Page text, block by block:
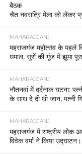
बैठक
चैत नवरात्रि मेला को लेकर
MAHARAJGANJ
महराजगंज महोत्सव के पहले
धमाल, सुरों की गूंज में झूमा
MAHARAJGANJ
नौतनवां में दर्दनाक घटना:
के साथ दे दी थी जान, पत्नी
MAHARAJGANJ
महराजगंज में राष्ट्रीय लोक
विवेक वर्मा ने किया उद्घाटन।